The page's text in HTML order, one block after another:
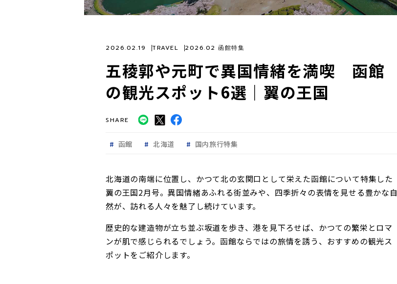
五稜郭や元町で異国情緒を満喫 函館
の観光スポット6選｜翼の王国
2026.02.19 TRAVEL 2026.02 函館特集
SHARE
函館 北海道 国内旅行特集
北海道の南端に位置し、かつて北の玄関口として栄えた函館について特集した
翼の王国2月号。異国情緒あふれる街並みや、四季折々の表情を見せる豊かな自
然が、訪れる人々を魅了し続けています。
歴史的な建造物が立ち並ぶ坂道を歩き、港を見下ろせば、かつての繁栄とロマ
ンが肌で感じられるでしょう。函館ならではの旅情を誘う、おすすめの観光ス
ポットをご紹介します。